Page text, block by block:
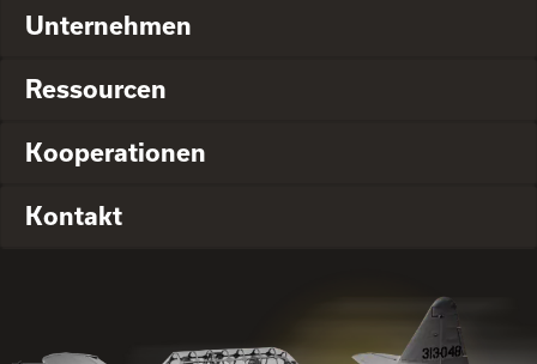
Unternehmen
Ressourcen
Kooperationen
Kontakt